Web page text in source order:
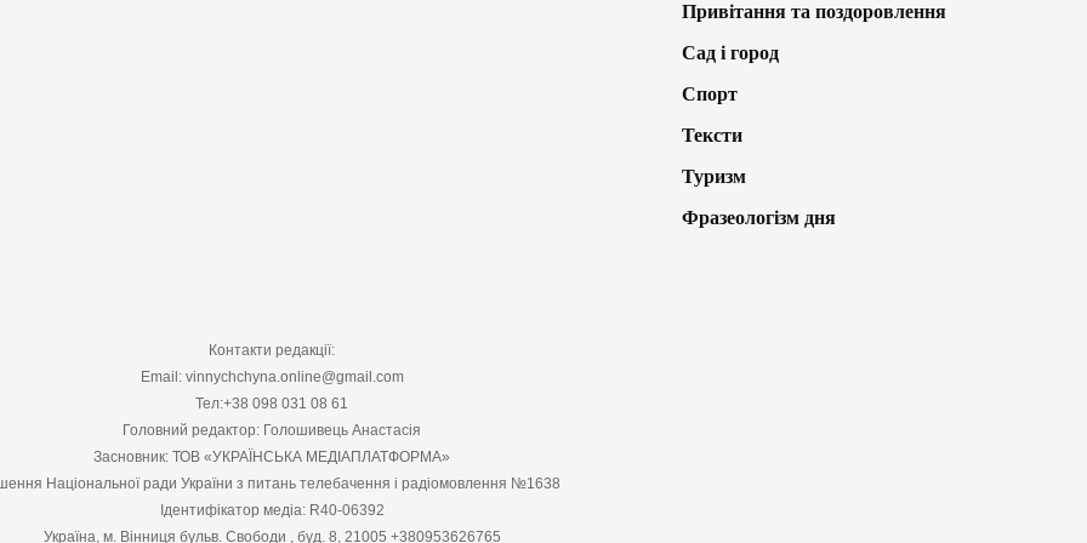
Привітання та поздоровлення
Сад і город
Спорт
Тексти
Туризм
Фразеологізм дня
Контакти редакції:
Email: vinnychchyna.online@gmail.com
Тел:+38 098 031 08 61
Головний редактор: Голошивець Анастасія
Засновник: ТОВ «УКРАЇНСЬКА МЕДІАПЛАТФОРМА»
Національної ради України з питань телебачення і радіомовлення №1638
Ідентифікатор медіа: R40-06392
Україна, м. Вінниця бульв. Свободи , буд. 8, 21005 +380953626765